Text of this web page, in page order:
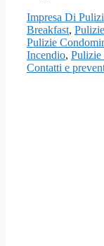
Impresa Di
Breakfast,
Pulizie
Incendio, Pulizie
Contatti e